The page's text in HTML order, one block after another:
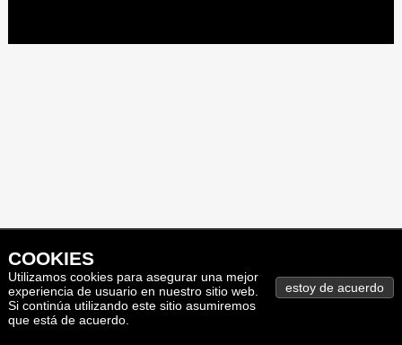
COOKIES
Utilizamos cookies para asegurar una mejor
experiencia de usuario en nuestro sitio web.
Si continúa utilizando este sitio asumiremos
que está de acuerdo.